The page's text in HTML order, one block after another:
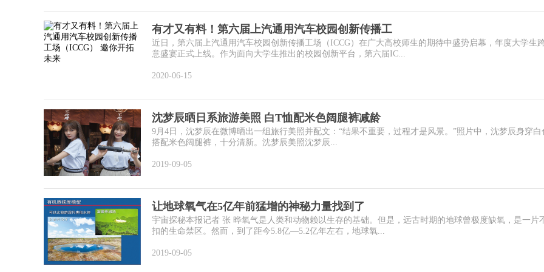
有才又有料！第六届上汽通用汽车校园创新传播工
近日，第六届上汽通用汽车校园创新传播工场（ICCG）在广大高校师生的期待中盛势启幕，年度大学生
意盛宴正式上线。作为面向大学生推出的校园创新平台，第六届IC...
2020-06-15
沈梦辰晒日系旅游美照 白T恤配米色阔腿裤减龄
9月4日，沈梦辰在微博晒出一组旅行美照并配文：“结果不重要，过程才是风景。”照片中，沈梦辰身穿白
搭配米色阔腿裤，十分清新。沈梦辰美照沈梦辰...
2019-09-05
让地球氧气在5亿年前猛增的神秘力量找到了
宇宙探秘本报记者 张 晔氧气是人类和动物赖以生存的基础。但是，远古时期的地球曾极度缺氧，是一片
扣的生命禁区。然而，到了距今5.8亿—5.2亿年左右，地球氧...
2019-09-05